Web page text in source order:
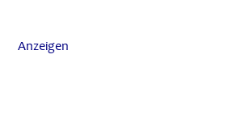
Anzeigen